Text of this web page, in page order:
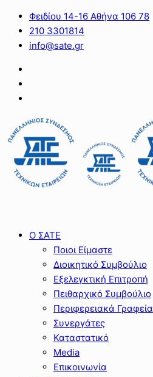
Φειδίου 14-16 Αθήνα 106 78
210 3301814
info@sate.gr
Ο ΣΑΤΕ
Ποιοι Είμαστε
Διοικητικό Συμβούλιο
Εξελεγκτική Επιτροπή
Πειθαρχικό Συμβούλιο
Περιφερειακά Γραφεία
Συνεργάτες
Καταστατικό
Media
Επικοινωνία